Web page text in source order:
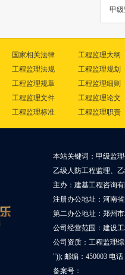
甲
国家相关法律
工程监理法规
工程监理规章
工程监理文件
工程监理标准
工程监理大纲
工程监理规划
工程监理细则
工程监理论文
工程监理职责
本站关键词：甲级监
乙级人防工程监理、
主办：建基工程咨询
注册办公地址：河南
第二办公地址：郑州市
公司经营范围：建设
公司资质：工程监理
")); 邮编：450003 电话
备案号：